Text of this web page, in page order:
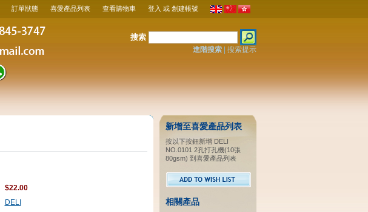
訂單狀態 喜愛產品列表 查看購物車 登入 或 創建帳號
搜索
進階搜索| 搜索提示
$22.00
DELI
新增至喜愛產品列表
按以下按鈕新增 DELI
NO.0101 2孔打孔機(10張
80gsm) 到喜愛產品列表
相關產品